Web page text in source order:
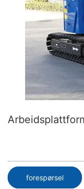
forespørsel